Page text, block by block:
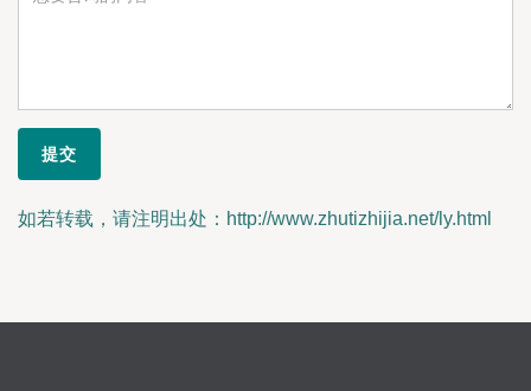
如若转载，请注明出处：http://www.zhutizhijia.net/ly.html